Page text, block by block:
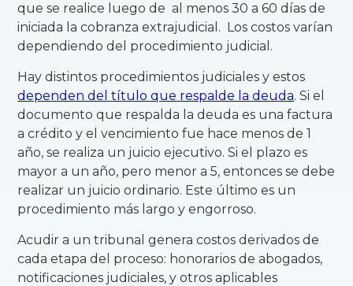
que se realice luego de al menos 30 a 60 días de
iniciada la cobranza extrajudicial. Los costos varían
dependiendo del procedimiento judicial.
Hay distintos procedimientos judiciales y estos
dependen del título que respalde la deuda. Si el
documento que respalda la deuda es una factura
a crédito y el vencimiento fue hace menos de 1
año, se realiza un juicio ejecutivo. Si el plazo es
mayor a un año, pero menor a 5, entonces se debe
realizar un juicio ordinario. Este último es un
procedimiento más largo y engorroso.
Acudir a un tribunal genera costos derivados de
cada etapa del proceso: honorarios de abogados,
notificaciones judiciales, y otros aplicables